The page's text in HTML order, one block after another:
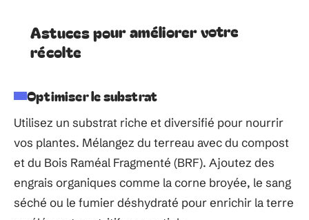
Astuces pour améliorer votre
récolte
Optimiser le substrat
Utilisez un substrat riche et diversifié pour nourrir
vos plantes. Mélangez du terreau avec du compost
et du Bois Raméal Fragmenté (BRF). Ajoutez des
engrais organiques comme la corne broyée, le sang
séché ou le fumier déshydraté pour enrichir la terre